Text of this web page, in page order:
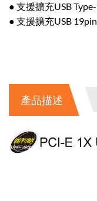
● 支援擴充USB
● 支援擴充USB
產品描述